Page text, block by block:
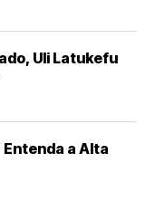
Uli Latukefu
Entenda a Alta